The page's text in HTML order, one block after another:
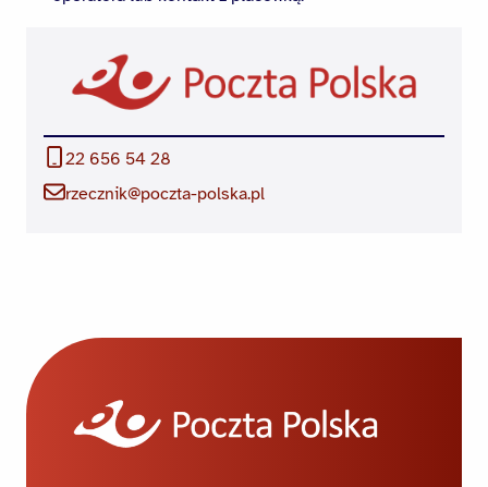
22 656 54 28
rzecznik@poczta-polska.pl